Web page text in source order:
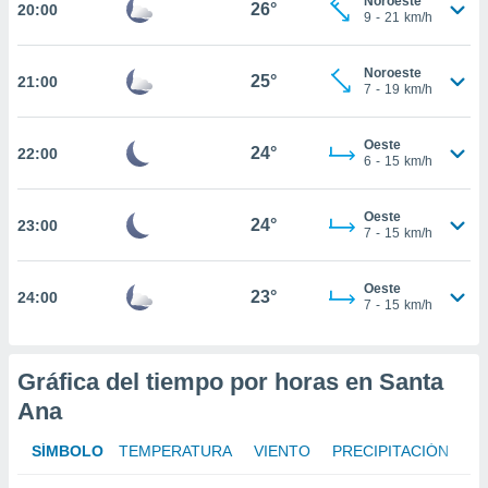
como
IP
a lo que
Para
su
u
20:00 26°
9 - 21 km/h
21:00 25°
Noroeste
7 - 19 km/h
22:00 24°
Oeste
6 - 15 km/h
23:00 24°
Oeste
7 - 15 km/h
24:00 23°
Oeste
7 - 15 km/h
Gráfica del tiempo por horas en Santa
Ana
SÍMBOLO TEMPERATURA VIENTO PRECIPITACIÓN